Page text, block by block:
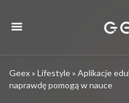
Geex» Lifestyle» Aplikacje
naprawdę pomogą w nauce